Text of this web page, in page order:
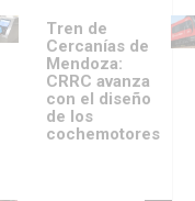
Tren de
Cercanías de
Mendoza:
CRRC avanza
con el diseño
de los
cochemotores